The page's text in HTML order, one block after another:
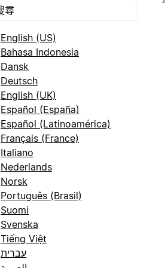
English (US)
Bahasa Indonesia
Dansk
Deutsch
English (UK)
Español (España)
Español (Latinoamérica)
Français (France)
Italiano
Nederlands
Norsk
Português (Brasil)
Suomi
Svenska
Tiếng Việt
עברית